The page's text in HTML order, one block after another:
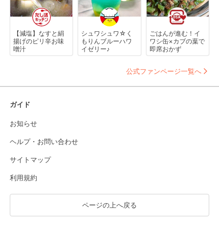
【減塩】なすと絹
揚げのピリ辛お味
噌汁
シュワシュワ☆く
もりんブルーハワ
イゼリー♪
ごはんが進む！イ
ワシ缶×カブの葉で
即席おかず
公式ファンページ一覧へ
ガイド
お知らせ
ヘルプ・お問い合わせ
サイトマップ
利用規約
ページの上へ戻る